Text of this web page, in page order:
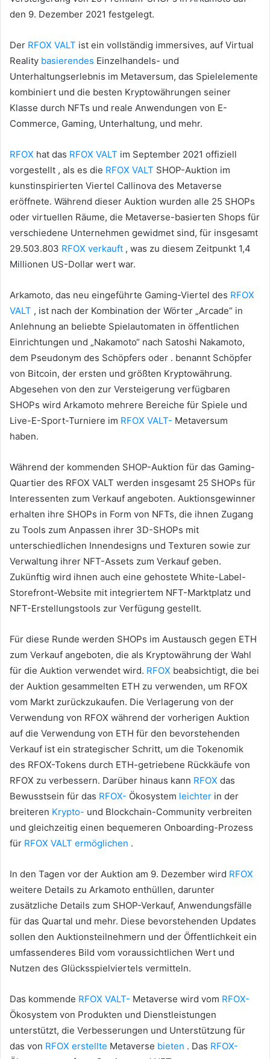
den 9. Dezember 2021 festgelegt.
Der RFOX VALT ist ein vollständig immersives, auf Virtual
Reality basierendes Einzelhandels- und
Unterhaltungserlebnis im Metaversum, das Spielelemente
kombiniert und die besten Kryptowährungen seiner
Klasse durch NFTs und reale Anwendungen von E-
Commerce, Gaming, Unterhaltung, und mehr.
RFOX hat das RFOX VALT im September 2021 offiziell
vorgestellt , als es die RFOX VALT SHOP-Auktion im
kunstinspirierten Viertel Callinova des Metaverse
eröffnete. Während dieser Auktion wurden alle 25 SHOPs
oder virtuellen Räume, die Metaverse-basierten Shops für
verschiedene Unternehmen gewidmet sind, für insgesamt
29.503.803 RFOX verkauft , was zu diesem Zeitpunkt 1,4
Millionen US-Dollar wert war.
Arkamoto, das neu eingeführte Gaming-Viertel des RFOX
VALT , ist nach der Kombination der Wörter „Arcade“ in
Anlehnung an beliebte Spielautomaten in öffentlichen
Einrichtungen und „Nakamoto“ nach Satoshi Nakamoto,
dem Pseudonym des Schöpfers oder . benannt Schöpfer
von Bitcoin, der ersten und größten Kryptowährung.
Abgesehen von den zur Versteigerung verfügbaren
SHOPs wird Arkamoto mehrere Bereiche für Spiele und
Live-E-Sport-Turniere im RFOX VALT- Metaversum
haben.
Während der kommenden SHOP-Auktion für das Gaming-
Quartier des RFOX VALT werden insgesamt 25 SHOPs für
Interessenten zum Verkauf angeboten. Auktionsgewinner
erhalten ihre SHOPs in Form von NFTs, die ihnen Zugang
zu Tools zum Anpassen ihrer 3D-SHOPs mit
unterschiedlichen Innendesigns und Texturen sowie zur
Verwaltung ihrer NFT-Assets zum Verkauf geben.
Zukünftig wird ihnen auch eine gehostete White-Label-
Storefront-Website mit integriertem NFT-Marktplatz und
NFT-Erstellungstools zur Verfügung gestellt.
Für diese Runde werden SHOPs im Austausch gegen ETH
zum Verkauf angeboten, die als Kryptowährung der Wahl
für die Auktion verwendet wird. RFOX beabsichtigt, die bei
der Auktion gesammelten ETH zu verwenden, um RFOX
vom Markt zurückzukaufen. Die Verlagerung von der
Verwendung von RFOX während der vorherigen Auktion
auf die Verwendung von ETH für den bevorstehenden
Verkauf ist ein strategischer Schritt, um die Tokenomik
des RFOX-Tokens durch ETH-getriebene Rückkäufe von
RFOX zu verbessern. Darüber hinaus kann RFOX das
Bewusstsein für das RFOX- Ökosystem leichter in der
breiteren Krypto- und Blockchain-Community verbreiten
und gleichzeitig einen bequemeren Onboarding-Prozess
für RFOX VALT ermöglichen .
In den Tagen vor der Auktion am 9. Dezember wird RFOX
weitere Details zu Arkamoto enthüllen, darunter
zusätzliche Details zum SHOP-Verkauf, Anwendungsfälle
für das Quartal und mehr. Diese bevorstehenden Updates
sollen den Auktionsteilnehmern und der Öffentlichkeit ein
umfassenderes Bild vom voraussichtlichen Wert und
Nutzen des Glücksspielviertels vermitteln.
Das kommende RFOX VALT- Metaverse wird vom RFOX-
Ökosystem von Produkten und Dienstleistungen
unterstützt, die Verbesserungen und Unterstützung für
das von RFOX erstellte Metaverse bieten . Das RFOX-